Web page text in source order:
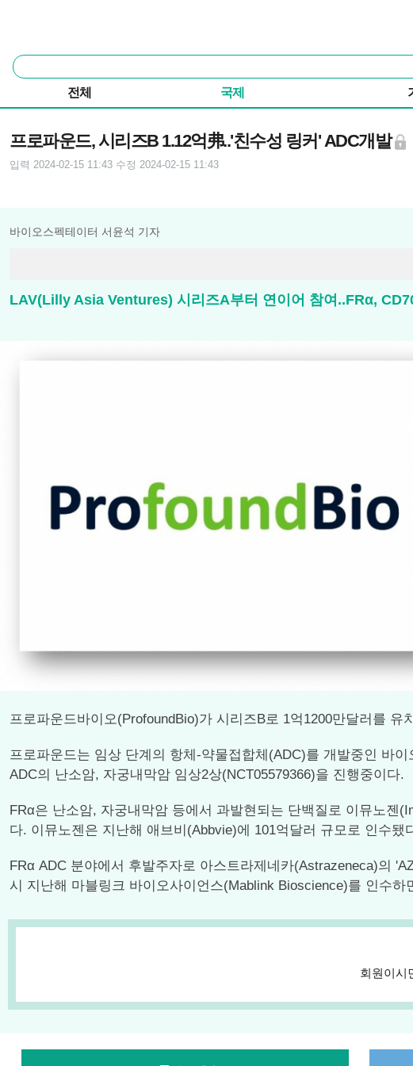
통
합
색
전체 국제
프로파운드, 시리즈B 1.12억弗..'친수성 링커' ADC개발
입력 2024-02-15 11:43 수정 2024-02-15 11:43
바이오스펙테이터 서윤석 기자
LAV(Lilly Asia Ventures) 시리즈A부터 연이어 참여..FRα,
프로파운드바이오(ProfoundBio)가 시리즈B로 1억1200만달러를 유
프로파운드는 임상 단계의 항체-약물접합체(ADC)를 개발중인 바
ADC의 난소암, 자궁내막암 임상2상(NCT05579366)을 진행중이다.
FRα은 난소암, 자궁내막암 등에서 과발현되는 단백질로 이뮤노젠
다. 이뮤노젠은 지난해 애브비(Abbvie)에 101억달러 규모로 인수됐
FRα ADC 분야에서 후발주자로 아스트라제네카(Astrazeneca)의
시 지난해 마블링크 바이오사이언스(Mablink Bioscience)를 인수
회원이시